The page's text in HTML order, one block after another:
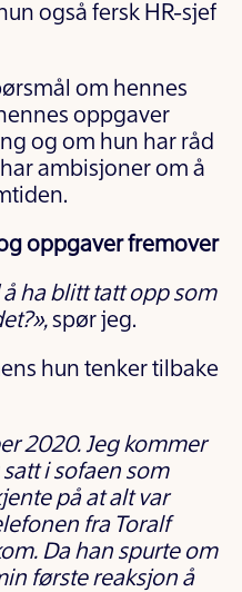
også fersk HR-sjef
om hennes
oppgaver
og om hun har råd
ambisjoner om å
oppgaver fremover
ha blitt tatt opp som
spør jeg.
hun tenker tilbake
2020. Jeg kommer
i sofaen som
på at alt var
fra Toralf
Da han spurte om
første reaksjon å